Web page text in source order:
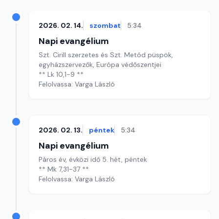
2026. 02. 14. szombat 5:34
Napi evangélium
Szt. Cirill szerzetes és Szt. Metód püspök,
egyházszervezők, Európa védőszentjei
** Lk 10,1-9 **
Felolvassa: Varga László
2026. 02. 13. péntek 5:34
Napi evangélium
Páros év, évközi idő 5. hét, péntek
** Mk 7,31-37 **
Felolvassa: Varga László